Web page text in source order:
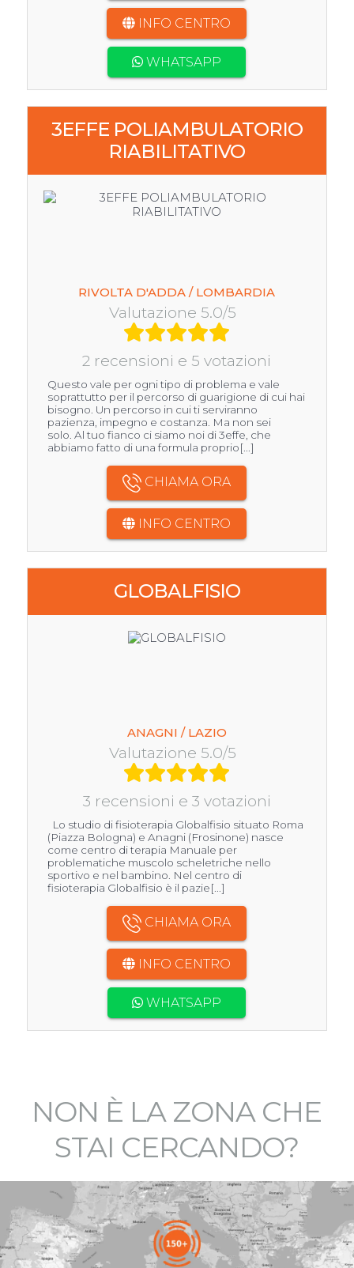
INFO CENTRO
WHATSAPP
3EFFE POLIAMBULATORIO
RIABILITATIVO
RIVOLTA D'ADDA / LOMBARDIA
Valutazione 5.0/5
2 recensioni e 5 votazioni
Questo vale per ogni tipo di problema e vale
soprattutto per il percorso di guarigione di cui hai
bisogno. Un percorso in cui ti serviranno
pazienza, impegno e costanza. Ma non sei
solo. Al tuo fianco ci siamo noi di 3effe, che
abbiamo fatto di una formula proprio[...]
CHIAMA ORA
INFO CENTRO
GLOBALFISIO
ANAGNI / LAZIO
Valutazione 5.0/5
3 recensioni e 3 votazioni
Lo studio di fisioterapia Globalfisio situato Roma
(Piazza Bologna) e Anagni (Frosinone) nasce
come centro di terapia Manuale per
problematiche muscolo scheletriche nello
sportivo e nel bambino. Nel centro di
fisioterapia Globalfisio è il pazie[...]
CHIAMA ORA
INFO CENTRO
WHATSAPP
NON È LA ZONA CHE
STAI CERCANDO?